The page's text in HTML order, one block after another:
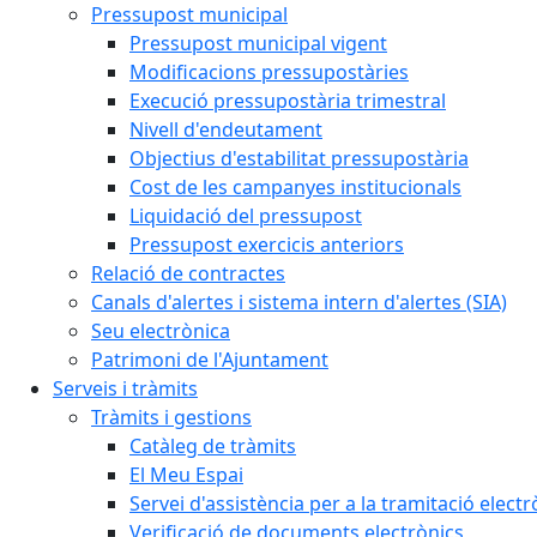
Pressupost municipal
Pressupost municipal vigent
Modificacions pressupostàries
Execució pressupostària trimestral
Nivell d'endeutament
Objectius d'estabilitat pressupostària
Cost de les campanyes institucionals
Liquidació del pressupost
Pressupost exercicis anteriors
Relació de contractes
Canals d'alertes i sistema intern d'alertes (SIA)
Seu electrònica
Patrimoni de l'Ajuntament
Serveis i tràmits
Tràmits i gestions
Catàleg de tràmits
El Meu Espai
Servei d'assistència per a la tramitació